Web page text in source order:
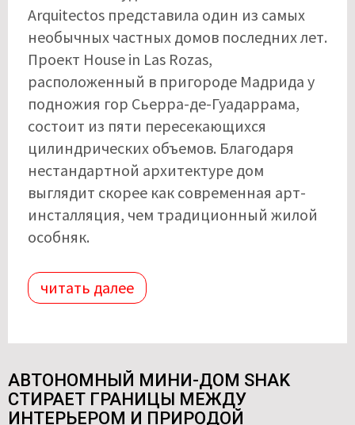
Arquitectos представила один из самых
необычных частных домов последних лет.
Проект House in Las Rozas,
расположенный в пригороде Мадрида у
подножия гор Сьерра-де-Гуадаррама,
состоит из пяти пересекающихся
цилиндрических объемов. Благодаря
нестандартной архитектуре дом
выглядит скорее как современная арт-
инсталляция, чем традиционный жилой
особняк.
читать далее
АВТОНОМНЫЙ МИНИ-ДОМ SHAK
СТИРАЕТ ГРАНИЦЫ МЕЖДУ
ИНТЕРЬЕРОМ И ПРИРОДОЙ